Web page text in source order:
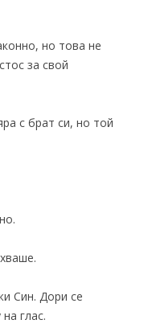
но това не
за свой
с брат си, но той
Син. Дори се
глас.